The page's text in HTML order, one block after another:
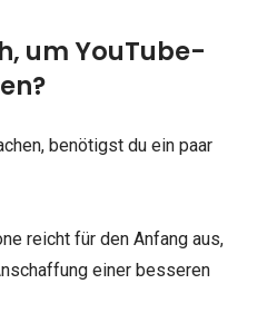
um YouTube-
benötigst du ein paar
reicht für den Anfang aus,
einer besseren